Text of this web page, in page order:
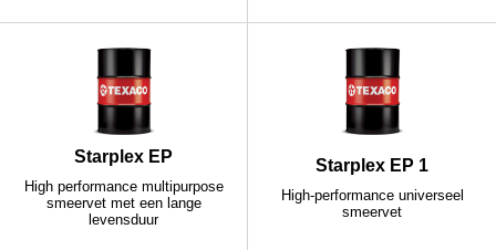
Starplex EP
High performance multipurpose
smeervet met een lange
levensduur
Starplex EP 1
High-performance universeel
smeervet